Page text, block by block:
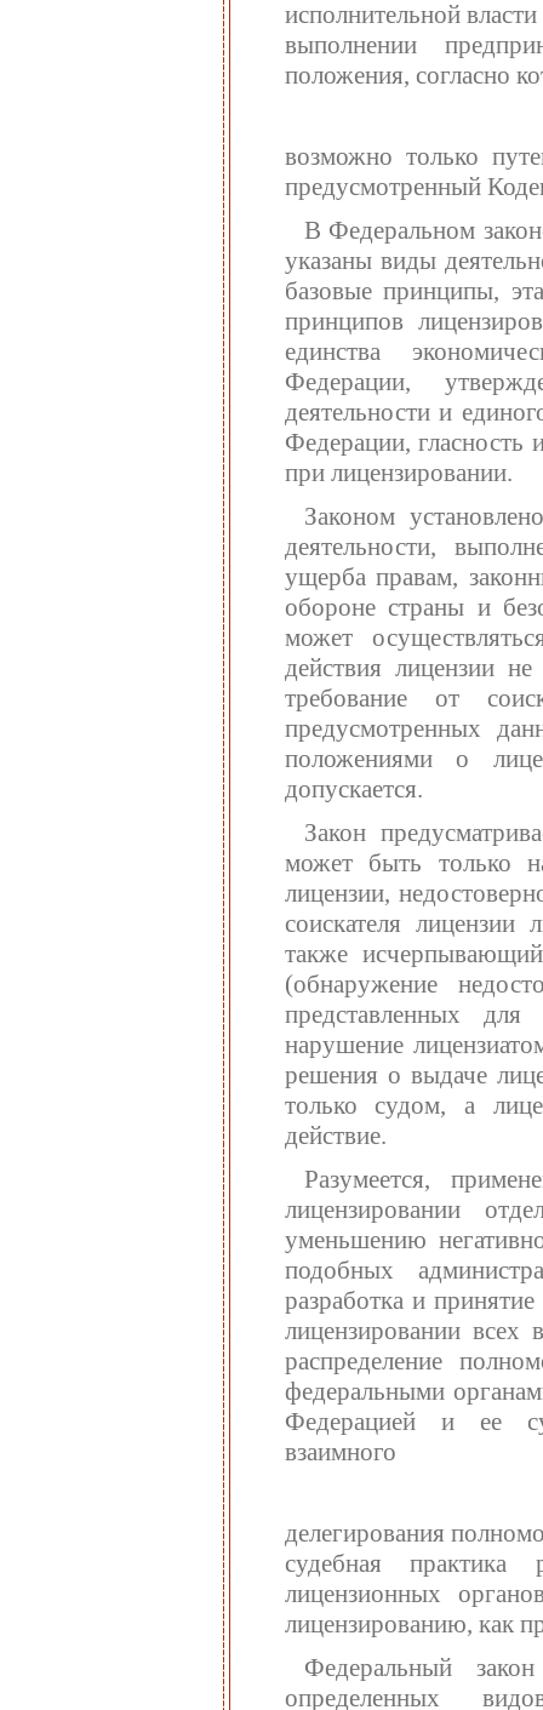
исполнительной
выполнении
положения, согласно
возможно только
предусмотренный
В Федеральном
указаны виды
базовые принципы,
принципов
единства
Федерации,
деятельности и
Федерации, гласность
при лицензировании.
Законом
деятельности,
ущерба правам,
обороне страны и
может
действия лицензии
требование от
предусмотренных
положениями о
допускается.
Закон
может быть только
лицензии,
соискателя лицензии
также
(обнаружение
представленных
нарушение
решения о выдаче
только судом, а
действие.
Разумеется,
лицензировании
уменьшению
подобных
разработка и
лицензировании всех
распределение
федеральными
Федерацией и ее
взаимного
делегирования
судебная практика
лицензионных
лицензированию, как
Федеральный
определенных